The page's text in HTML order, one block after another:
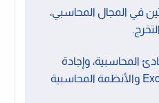
سنتين في المجال المحاسبي،
المحاسبية، وإجادة
استخدام برنامج Excel والأنظمة المحاسبية